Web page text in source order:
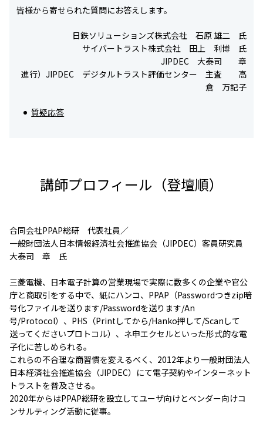
皆様から寄せられた質問にお答えします。
日鉄ソリューションズ株式会社 石原 雄二 氏
サイバートラスト株式会社 田上 利博 氏
JIPDEC 大泰司 章
進行）JIPDEC デジタルトラスト評価センター 主査 高
倉 万記子
質疑応答
講師プロフィール（登壇順）
合同会社PPAP総研 代表社員／
一般財団法人日本情報経済社会推進協会（JIPDEC）客員研究員
大泰司 章 氏
三菱電機、日本電子計算の営業現場で実際に数多くの企業や官公
庁と商取引をする中で、紙にハンコ、PPAP（Passwordつきzip暗
号化ファイルを送ります/Passwordを送ります/An
号/Protocol）、PHS（Printしてから/Hanko押して/Scanして
送ってくださいプロトコル）、ネ申エクセルといった形式的な電
子化に苦しめられる。
これらの不合理な商習慣を変えるべく、2012年より一般財団法人
日本経済社会推進協会（JIPDEC）にて電子契約やインターネット
トラストを普及させる。
2020年からはPPAP総研を設立してユーザ向けとベンダー向けコ
ンサルティング活動に従事。